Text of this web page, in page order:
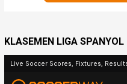
KLASEMEN LIGA SPANYOL